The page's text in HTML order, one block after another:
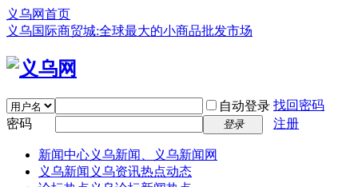
义乌网首页
义乌国际商贸城:全球最大的小商品批发市场
自动登录 找回密码
密码
登录 注册
新闻中心义乌新闻、义乌新闻网
义乌新闻 义乌资讯热点动态